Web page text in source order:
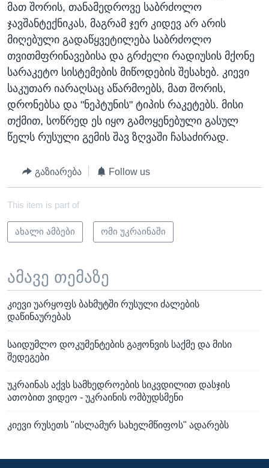
მათ შორის, თანამედროვე საბრძოლო
ჯავშანტექნიკას, მაგრამ ჯერ კიდევ არ არის
მიღებული გადაწყვეტილება საბრძოლო
თვითმფრინავებისა და გრძელი რადიუსის მქონე
სარაკეტო სისტემების მიწოდების შესახებ. კიევი
საკუთარ იარაღსაც აწარმოებს, მათ შორის,
დრონებსა და "ნეპტუნის" ტიპის რაკეტებს. მისი
თქმით, სოწრედ ეს იყო გამოყენებული გასულ
წელს რუსული გემის შავ ზღვაში ჩასაძირად.
გაზიარება Follow us
This item is part of
ახალი ამბები ომი უკრაინაში
ამავე თემაზე
კიევი უარყოფს ბახმუტში რუსული ძალების
დაწინაურებას
საიდუმლო დოკუმენტების გაჟონვის საქმე და მისი
შედეგები
უკრაინას აქვს სამხედროების სიკვდილით დასჯის
ათობით ვიდეო - უკრაინის ომბუდსმენი
კიევი რუსეთს "ისლამურ სახელმწიფოს" ადარებს